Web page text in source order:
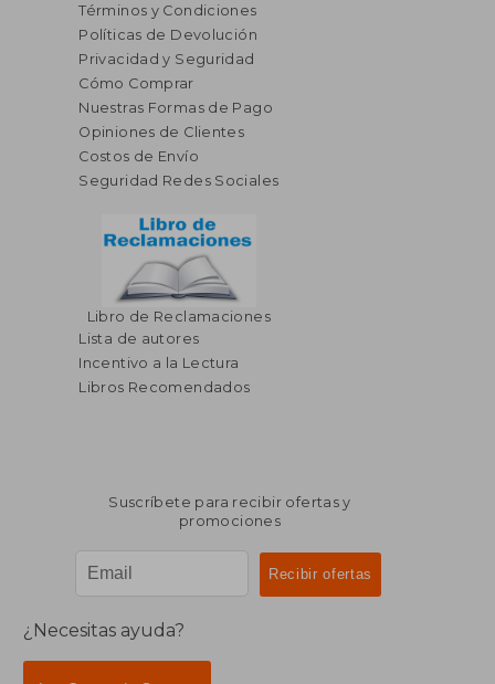
Términos y Condiciones
Políticas de Devolución
Privacidad y Seguridad
Cómo Comprar
Nuestras Formas de Pago
Opiniones de Clientes
Costos de Envío
Seguridad Redes Sociales
Libro de Reclamaciones
Lista de autores
Incentivo a la Lectura
Libros Recomendados
Suscríbete para recibir ofertas y
promociones
¿Necesitas ayuda?